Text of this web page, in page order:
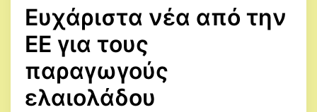
Ευχάριστα νέα από την
ΕΕ για τους
παραγωγούς
ελαιολάδου